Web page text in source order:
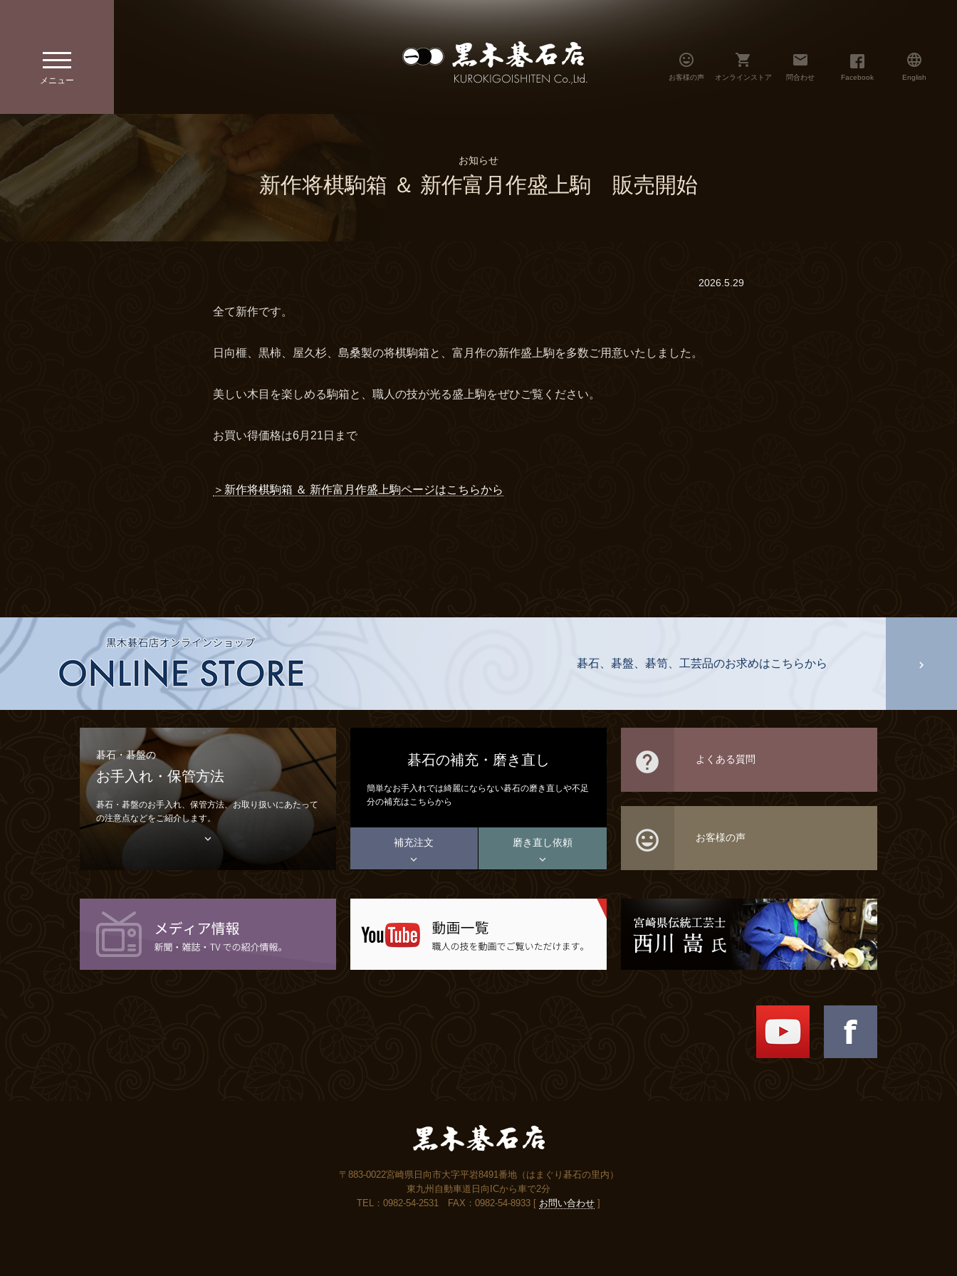
toggle
navigation
メニュー

お客様の声

オンラインストア

問合わせ Facebook

English
お知らせ
新作将棋駒箱 ＆ 新作富月作盛上駒 販売開始
2026.5.29
全て新作です。
日向榧、黒柿、屋久杉、島桑製の将棋駒箱と、富月作の新作盛上駒を多数ご用意いたしました。
美しい木目を楽しめる駒箱と、職人の技が光る盛上駒をぜひご覧ください。
お買い得価格は6月21日まで
＞新作将棋駒箱 ＆ 新作富月作盛上駒ページはこちらから
碁石、碁盤、碁笥、工芸品のお求めはこちらから
碁石・碁盤の
お手入れ・保管方法
碁石・碁盤のお手入れ、保管方法、お取り扱いにあたって
の注意点などをご紹介します。

碁石の補充・磨き直し
簡単なお手入れでは綺麗にならない碁石の磨き直しや不足
分の補充はこちらから
補充注文

磨き直し依頼

 よくある質問
 お客様の声
〒883-0022宮崎県日向市大字平岩8491番地（はまぐり碁石の里内）
東九州自動車道日向ICから車で2分
TEL：0982-54-2531 FAX：0982-54-8933 [ お問い合わせ ]